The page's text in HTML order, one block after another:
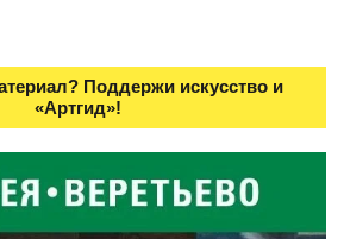
Поддержи искусство и
«Артгид»!